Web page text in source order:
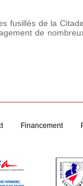
fusillés de la
de
Financement